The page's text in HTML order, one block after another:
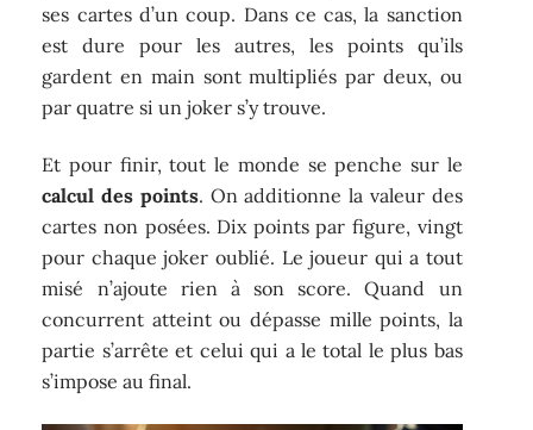
ses cartes d’un coup. Dans ce cas, la sanction
est dure pour les autres, les points qu’ils
gardent en main sont multipliés par deux, ou
par quatre si un joker s’y trouve.
Et pour finir, tout le monde se penche sur le
calcul des points. On additionne la valeur des
cartes non posées. Dix points par figure, vingt
pour chaque joker oublié. Le joueur qui a tout
misé n’ajoute rien à son score. Quand un
concurrent atteint ou dépasse mille points, la
partie s’arrête et celui qui a le total le plus bas
s’impose au final.